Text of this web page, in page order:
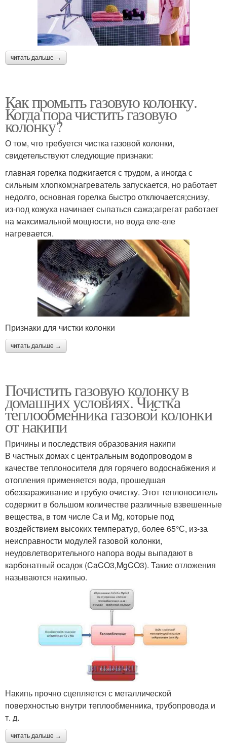
читать дальше →
Как промыть газовую колонку.
Когда пора чистить газовую
колонку?
О том, что требуется чистка газовой колонки,
свидетельствуют следующие признаки:
главная горелка поджигается с трудом, а иногда с
сильным хлопком;нагреватель запускается, но работает
недолго, основная горелка быстро отключается;снизу,
из-под кожуха начинает сыпаться сажа;агрегат работает
на максимальной мощности, но вода еле-еле
нагревается.
Признаки для чистки колонки
читать дальше →
Почистить газовую колонку в
домашних условиях. Чистка
теплообменника газовой колонки
от накипи
Причины и последствия образования накипи
В частных домах с центральным водопроводом в
качестве теплоносителя для горячего водоснабжения и
отопления применяется вода, прошедшая
обеззараживание и грубую очистку. Этот теплоноситель
содержит в большом количестве различные взвешенные
вещества, в том числе Са и Mg, которые под
воздействием высоких температур, более 65°С, из-за
неисправности модулей газовой колонки,
неудовлетворительного напора воды выпадают в
карбонатный осадок (CaCO3,MgCO3). Такие отложения
называются накипью.
Накипь прочно сцепляется с металлической
поверхностью внутри теплообменника, трубопровода и
т. д.
читать дальше →